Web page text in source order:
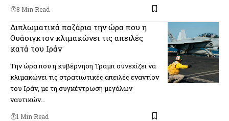
8 Min Read
Διπλωματικά παζάρια την ώρα που η
Ουάσιγκτον κλιμακώνει τις απειλές
κατά του Ιράν
Την ώρα που η κυβέρνηση Τραμπ συνεχίζει να
κλιμακώνει τις στρατιωτικές απειλές εναντίον
του Ιράν, με τη συγκέντρωση μεγάλων
ναυτικών…
1 Min Read